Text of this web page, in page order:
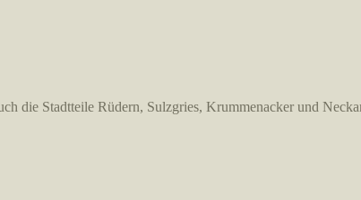
die Stadtteile Rüdern, Sulzgries, Krummenacker und